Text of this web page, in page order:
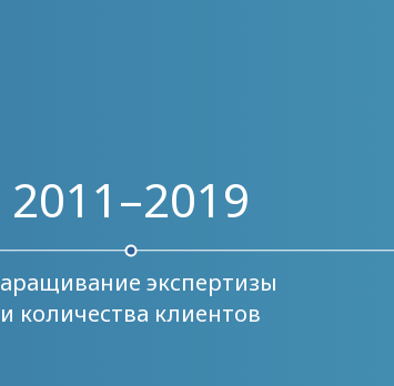
2011–2019
экспертизы
и количества клиентов